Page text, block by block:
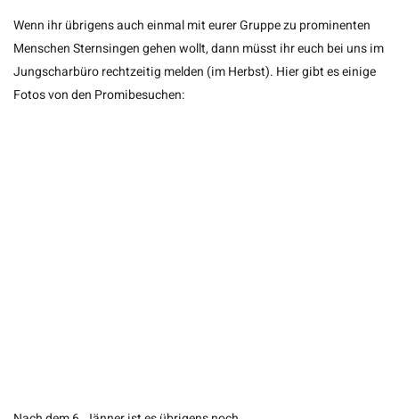
Wenn ihr übrigens auch einmal mit eurer Gruppe zu prominenten
Menschen Sternsingen gehen wollt, dann müsst ihr euch bei uns im
Jungscharbüro rechtzeitig melden (im Herbst). Hier gibt es einige
Fotos von den Promibesuchen: